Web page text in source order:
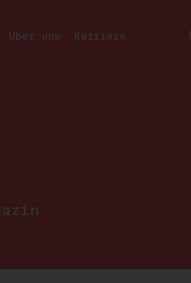
Über uns Karriere